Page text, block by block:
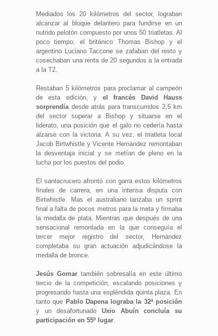
Mediados los 20 kilómetros del sector, lograban
alcanzar al bloque delantero para fundirse en un
nutrido pelotón compuesto por unos 50 triatletas. Al
poco tiempo, el británico Thomas Bishop y el
argentino Luciano Taccone se zafaban del resto y
cosechaban una renta de 20 segundos a la entrada
a la T2.
Restaban 5 kilómetros para proclamar al campeón
de esta edición, y el francés David Hauss
sorprendíadesde atrás para transcurridos 2,5 km
del sector superar a Bishop y situarse en el
liderato, una posición que el galo no cedería hasta
alzarse con la victoria. A su vez, el triatleta local
Jacob Birtwhistle y Vicente Hernández remontaban
la desventaja inicial y se metían de pleno en la
lucha por los puestos del podio.
El santacrucero afrontó con garra estos kilómetros
finales de carrera, en una intensa disputa con
Birtwhistle. Mas el australiano lanzaba un sprint
final a falta de pocos metros para la meta y firmaba
la medalla de plata. Mientras que después de una
sensacional remontada en la que conseguía el
tercer mejor registro del sector, Hernández
completaba su gran actuación adjudicándose la
medalla de bronce.
Jesús Gomar también sobresalía en este último
tercio de la competición, escalando posiciones y
progresando hasta una espléndida quinta plaza. En
tanto que Pablo Dapena lograba la 32ª posición
y un desafortunado Uxio Abuín concluía su
participación en 55º lugar.